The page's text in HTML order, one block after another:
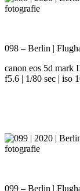
098 – Berlin |
canon eos 5d mark
f5.6 | 1/80 sec | iso
099 – Berlin |